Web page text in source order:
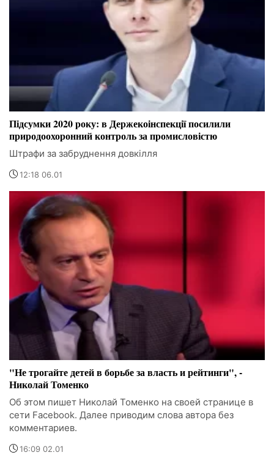
Підсумки 2020 року: в Держекоінспекції посилили
природоохоронний контроль за промисловістю
Штрафи за забруднення довкілля
12:18 06.01
"Не трогайте детей в борьбе за власть и рейтинги", -
Николай Томенко
Об этом пишет Николай Томенко на своей странице в
сети Facebook. Далее приводим слова автора без
комментариев.
16:09 02.01